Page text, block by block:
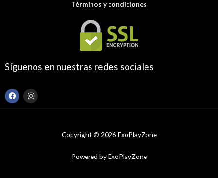
Términos y condiciones
Síguenos en nuestras redes sociales
F
a
c
I
n
s
Copyright © 2026 ExoPlayZone
Powered by ExoPlayZone